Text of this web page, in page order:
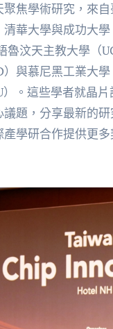
焦學術研究，來
華大學與成功大
魯汶天主教大學（
與慕尼黑工業大
。這些學者就晶
議題，分享最新的
學研合作提供更